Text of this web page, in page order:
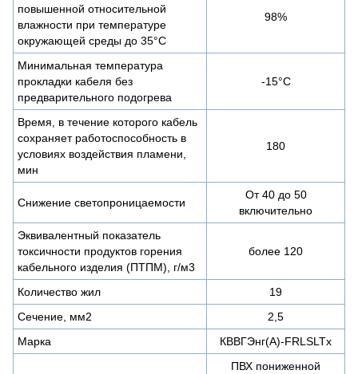
повышенной относительной
влажности при температуре
окружающей среды до 35°C
98%
Минимальная температура
прокладки кабеля без
предварительного подогрева
-15°С
Время, в течение которого кабель
сохраняет работоспособность в
условиях воздействия пламени,
мин
180
Снижение светопроницаемости
От 40 до 50
включительно
Эквивалентный показатель
токсичности продуктов горения
кабельного изделия (ПТПМ), г/м3
более 120
Количество жил
19
Сечение, мм2
2,5
Марка
КВВГЭнг(А)-FRLSLTx
ПВХ пониженной